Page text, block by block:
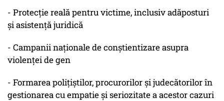
- Protecție reală pentru victime, inclusiv adăposturi
și asistență juridică
- Campanii naționale de conștientizare asupra
violenței de gen
- Formarea polițiștilor, procurorilor și judecătorilor în
gestionarea cu empatie și seriozitate a acestor cazuri